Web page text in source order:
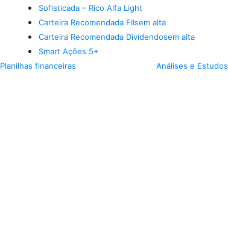
Sofisticada – Rico Alfa Light
Carteira Recomendada FIIsem alta
Carteira Recomendada Dividendosem alta
Smart Ações 5+
Planilhas financeiras Análises e Estudos